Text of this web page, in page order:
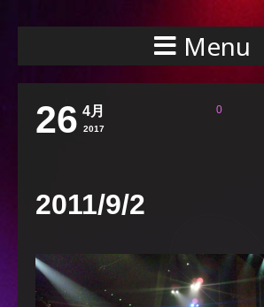
Menu
26 4月
2017
0
2011/9/2